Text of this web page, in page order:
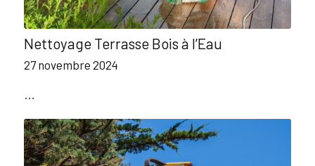
Nettoyage Terrasse Bois à l’Eau
27 novembre 2024
…